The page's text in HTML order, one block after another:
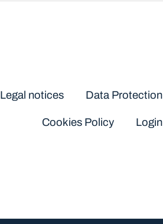
Legal notices Data Protection
Cookies Policy Login